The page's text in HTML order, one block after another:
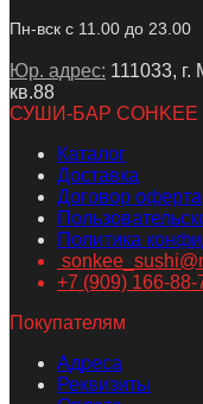
Пн-вск с 11.00 до 23.00
Юр. адрес: 111033, г.
кв.88
СУШИ-БАР COHKEE
Каталог
Доставка
Договор оферта
Политика
+7 (909) 166-88-
Покупателям
Адреса
Реквизиты